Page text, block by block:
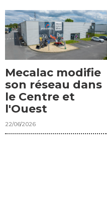
Mecalac modifie
son réseau dans
le Centre et
l'Ouest
22/06/2026